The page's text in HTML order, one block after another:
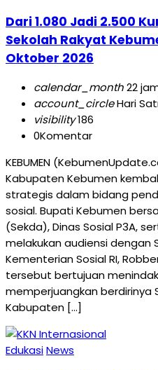
Dari 1.080 Jadi 2.500
Sekolah Rakyat
Oktober 2026
calendar_month22
account_circleHari
visibility186
0Komentar
KEBUMEN
Kabupaten Kebumen
strategis dalam bidang
sosial. Bupati Kebumen
(Sekda), Dinas Sosial P3A,
melakukan audiensi dengan
Kementerian Sosial RI,
tersebut bertujuan
memperjuangkan berdirinya
Kabupaten […]
EdukasiNews